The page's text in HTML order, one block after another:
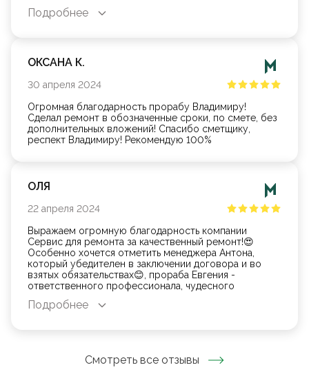
Подробнее
ОКСАНА К.
30 апреля 2024
Огромная благодарность прорабу Владимиру!
Сделал ремонт в обозначенные сроки, по смете, без
дополнительных вложений! Спасибо сметщику,
респект Владимиру! Рекомендую 100%
ОЛЯ
22 апреля 2024
Выражаем огромную благодарность компании
Сервис для ремонта за качественный ремонт!😍
Особенно хочется отметить менеджера Антона,
который убедителен в заключении договора и во
взятых обязательствах😊, прораба Евгения -
ответственного профессионала, чудесного
с блестящим результатом и Зохида, чьи золотые
Подробнее
Смотреть все отзывы